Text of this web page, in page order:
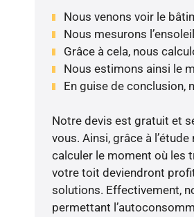
Nous venons voir le
Nous mesurons
Grâce à cela, nous
Nous estimons ainsi le
En guise de conclusion,
Notre devis est gratuit et
vous. Ainsi, grâce à
calculer le moment où les
votre toit deviendront
solutions. Effectivement,
permettant